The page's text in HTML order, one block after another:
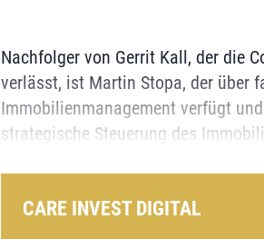
Nachfolger von Gerrit Kall, der die
verlässt, ist Martin Stopa, der über
Immobilienmanagement verfügt
strategische Steuerung des
CARE INVEST DIGITAL